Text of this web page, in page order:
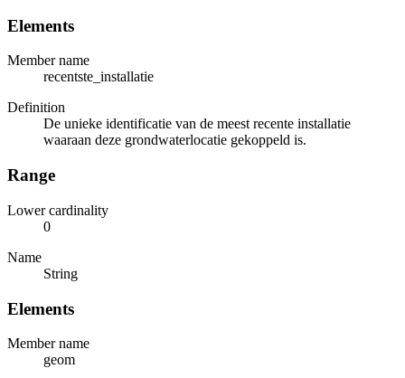
Elements
Member name
recentste_installatie
Definition
De unieke identificatie van de meest recente installatie
waaraan deze grondwaterlocatie gekoppeld is.
Range
Lower cardinality
0
Name
String
Elements
Member name
geom